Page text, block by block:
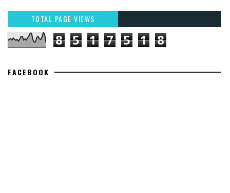
TOTAL PAGE VIEWS
8 5 1 7 5 1 8
FACEBOOK